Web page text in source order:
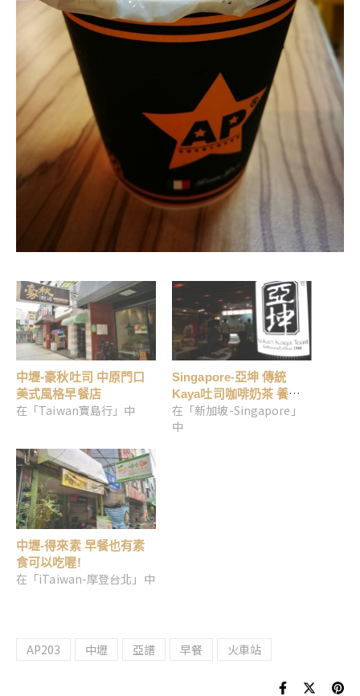
中壢-豪秋吐司 中原門口
美式風格早餐店
在「Taiwan寶島行」中
Singapore-亞坤 傳統
Kaya吐司咖啡奶茶 養生
蛋半生熟啊!
在「新加坡-Singapore」
中
中壢-得來素 早餐也有素
食可以吃喔!
在「iTaiwan-摩登台北」中
AP203 中壢 亞譜 早餐 火車站